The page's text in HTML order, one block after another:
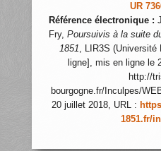
UR
Référence électronique :
Fry, Poursuivis à la suite
1851, LIR3S (Université
ligne], mis en ligne le
http://
bourgogne.fr/Inculpes/
20 juillet 2018, URL :
1851.fr/